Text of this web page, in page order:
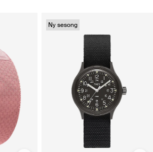
Ny sesong